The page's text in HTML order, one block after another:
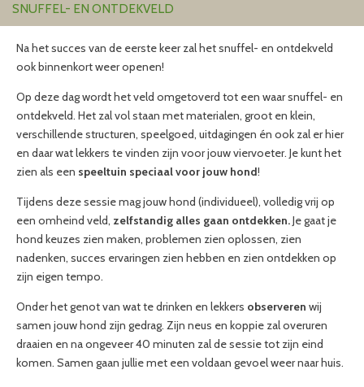
SNUFFEL- EN ONTDEKVELD
Na het succes van de eerste keer zal het snuffel- en ontdekveld
ook binnenkort weer openen!
Op deze dag wordt het veld omgetoverd tot een waar snuffel- en
ontdekveld. Het zal vol staan met materialen, groot en klein,
verschillende structuren, speelgoed, uitdagingen én ook zal er hier
en daar wat lekkers te vinden zijn voor jouw viervoeter. Je kunt het
zien als een speeltuin speciaal voor jouw hond!
Tijdens deze sessie mag jouw hond (individueel), volledig vrij op
een omheind veld, zelfstandig alles gaan ontdekken.Je gaat je
hond keuzes zien maken, problemen zien oplossen, zien
nadenken, succes ervaringen zien hebben en zien ontdekken op
zijn eigen tempo.
Onder het genot van wat te drinken en lekkers observeren wij
samen jouw hond zijn gedrag. Zijn neus en koppie zal overuren
draaien en na ongeveer 40 minuten zal de sessie tot zijn eind
komen. Samen gaan jullie met een voldaan gevoel weer naar huis.